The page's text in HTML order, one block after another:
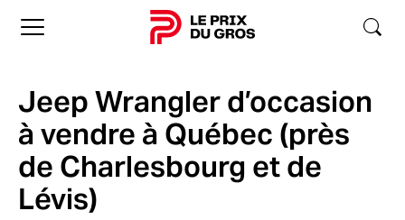
Accueil
Jeep Wrangler d’occasion
à vendre à Québec (près
de Charlesbourg et de
Lévis)